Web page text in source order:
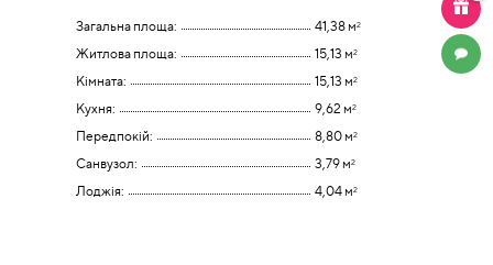
ЧАТ
Загальна площа: 41,38 м2
Житлова площа: 15,13 м2
Кімната: 15,13 м2
Кухня: 9,62 м2
Передпокій: 8,80 м2
Санвузол: 3,79 м2
Лоджія: 4,04 м2